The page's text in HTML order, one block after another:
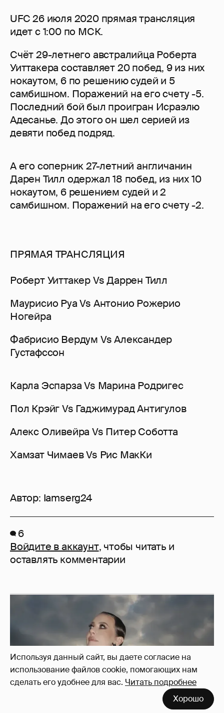
Используя данный сайт, вы даете согласие на
использование файлов cookie, помогающих нам
сделать его удобнее для вас. Читать подробнее
Хорошо
UFC 26 июля 2020 прямая трансляция
идет с 1:00 по МСК.
Счёт 29-летнего австралийца Роберта
Уиттакера составляет 20 побед, 9 из них
нокаутом, 6 по решению судей и 5
самбишном. Поражений на его счету -5.
Последний бой был проигран Исраэлю
Адесанье. До этого он шел серией из
девяти побед подряд.
А его соперник 27-летний англичанин
Дарен Тилл одержал 18 побед, из них 10
нокаутом, 6 решением судей и 2
самбишном. Поражений на его счету -2.
ПРЯМАЯ ТРАНСЛЯЦИЯ
Роберт Уиттакер Vs Даррен Тилл
Маурисио Руа Vs Антонио Рожерио
Ногейра
Фабрисио Вердум Vs Александер
Густафссон
Карла Эспарза Vs Марина Родригес
Пол Крэйг Vs Гаджимурад Антигулов
Алекс Оливейра Vs Питер Соботта
Хамзат Чимаев Vs Рис МакКи
Автор: Iamserg24
6
Войдите в аккаунт, чтобы читать и
оставлять комментарии